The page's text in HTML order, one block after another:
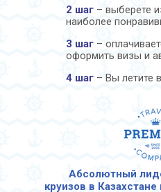
2 шаг – выберете
наиболее
3 шаг –
оформить визы и
4 шаг – Вы летите
Абсолютный
круизов в